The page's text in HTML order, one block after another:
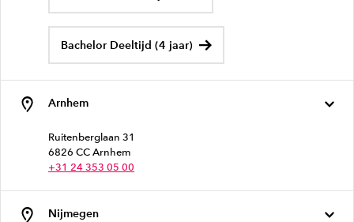
Bachelor Deeltijd (4 jaar)
Arnhem
Ruitenberglaan 31
6826 CC Arnhem
+31 24 353 05 00
Nijmegen